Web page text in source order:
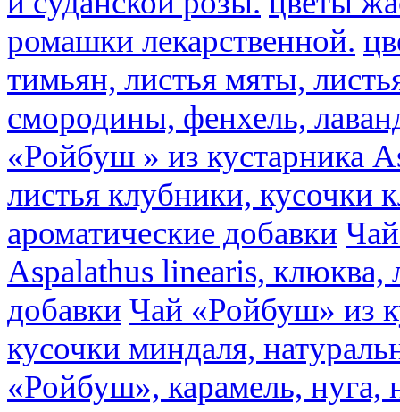
ромашки лекарственной.
тимьян, листья мяты,
смородины, фенхель,
«Ройбуш » из кустарника
листья клубники, кусочки
ароматические добавки
Aspalathus linearis, клюква,
добавки Чай «Ройбуш» из
кусочки миндаля,
«Ройбуш», карамель, нуга,